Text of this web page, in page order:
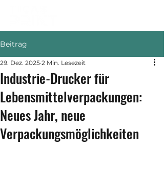
Beitrag
Industrie-Drucker für
Lebensmittelverpackungen:
Neues Jahr, neue
Verpackungsmöglichkeiten
29. Dez. 2025 2 Min. Lesezeit